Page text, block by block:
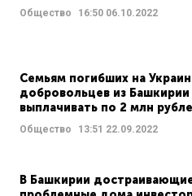
Общество 16:50 06.10.2022
Семьям погибших на
добровольцев из Башкирии
выплачивать по 2 млн
Общество 13:51 22.09.2022
В Башкирии